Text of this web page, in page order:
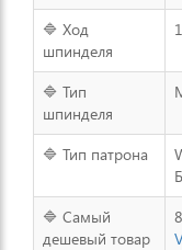
🔷 Ход
шпинделя
🔷 Тип
шпинделя
🔷 Тип патрона
🔷 Самый
дешевый товар